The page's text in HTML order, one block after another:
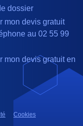
dossier
mon devis gratuit
au 02 55 99
mon devis gratuit en
Cookies